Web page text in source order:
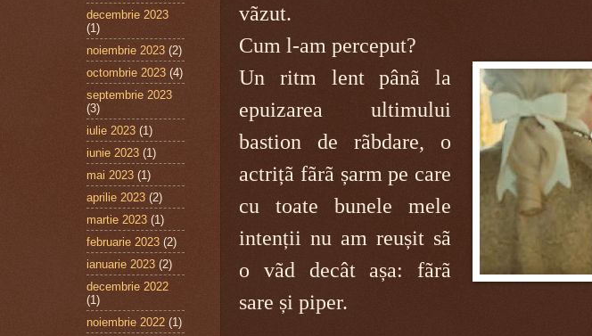
vãzut.
Cum l-am perceput?
Un ritm lent pânã la
epuizarea ultimului
bastion de rãbdare, o
actrițã fãrã șarm pe care
cu toate bunele mele
intenții nu am reușit sã
o vãd decât așa: fãrã
sare și piper.
decembrie 2023
(1)
noiembrie 2023 (2)
octombrie 2023 (4)
septembrie 2023
(3)
iulie 2023 (1)
iunie 2023 (1)
mai 2023 (1)
aprilie 2023 (2)
martie 2023 (1)
februarie 2023 (2)
ianuarie 2023 (2)
decembrie 2022
(1)
noiembrie 2022 (1)